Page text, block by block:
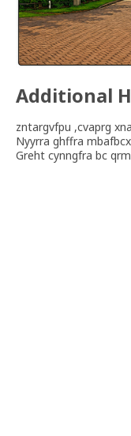
Additional
zntargvfpu ,cvaprg
Nyyrra ghffra
Greht cynngfra bc